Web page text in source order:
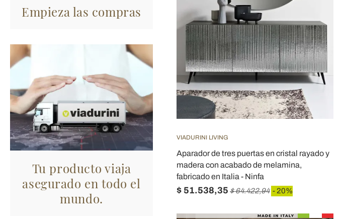
Empieza las compras
Tu producto viaja
asegurado en todo el
mundo.
VIADURINI LIVING
Aparador de tres puertas en cristal rayado y
madera con acabado de melamina,
fabricado en Italia - Ninfa
$ 51.538,35 $ 64.422,94 - 20%